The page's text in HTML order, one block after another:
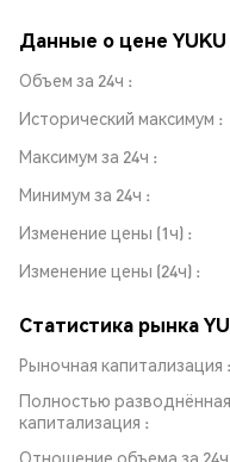
Данные о цене YUKU
Объем за 24ч
Исторический максимум
Максимум за 24ч
Минимум за 24ч
Изменение цены (1ч)
Изменение цены (24ч)
Статистика рынка
Рыночная капитализация
Полностью
капитализация
Отношение объема за